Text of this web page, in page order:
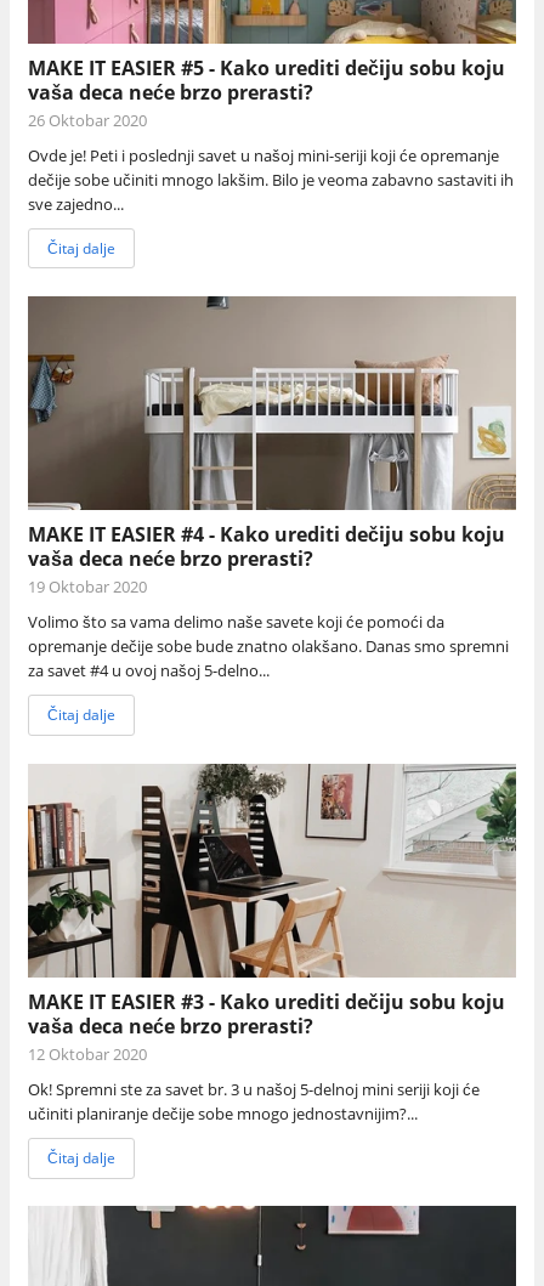
MAKE IT EASIER #5 - Kako urediti dečiju sobu koju
vaša deca neće brzo prerasti?
26 Oktobar 2020
Ovde je! Peti i poslednji savet u našoj mini-seriji koji će opremanje
dečije sobe učiniti mnogo lakšim. Bilo je veoma zabavno sastaviti ih
sve zajedno...
Čitaj dalje
MAKE IT EASIER #4 - Kako urediti dečiju sobu koju
vaša deca neće brzo prerasti?
19 Oktobar 2020
Volimo što sa vama delimo naše savete koji će pomoći da
opremanje dečije sobe bude znatno olakšano. Danas smo spremni
za savet #4 u ovoj našoj 5-delno...
Čitaj dalje
MAKE IT EASIER #3 - Kako urediti dečiju sobu koju
vaša deca neće brzo prerasti?
12 Oktobar 2020
Ok! Spremni ste za savet br. 3 u našoj 5-delnoj mini seriji koji će
učiniti planiranje dečije sobe mnogo jednostavnijim?...
Čitaj dalje